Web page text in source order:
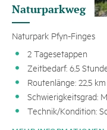
Naturparkweg
Naturpark Pfyn-Finges
2 Tagesetappen
Zeitbedarf: 6,5
Routenlänge: 22,5 km
Schwierigkeitsgrad:
Technik/Kondition: